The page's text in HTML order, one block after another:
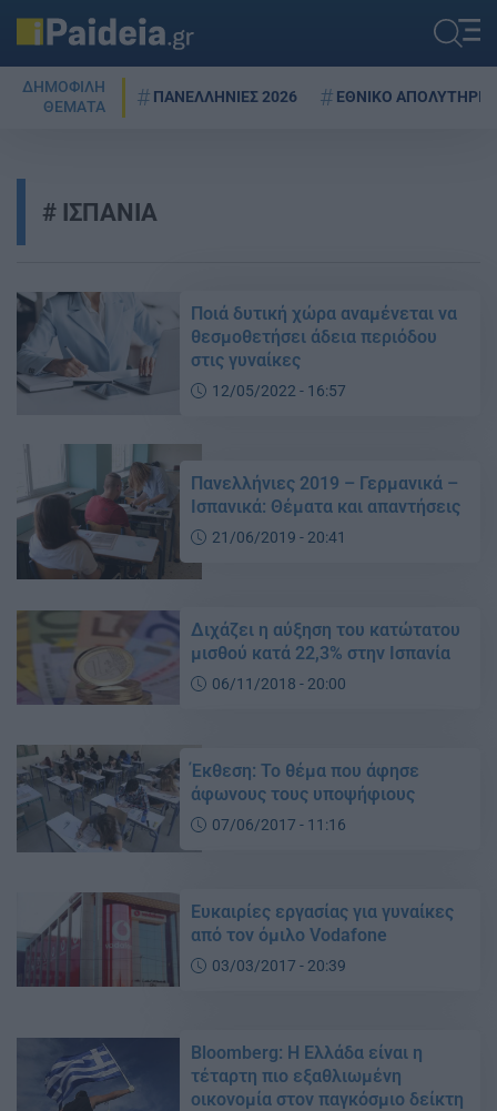
ΔΗΜΟΦΙΛΗ
ΘΕΜΑΤΑ
ΠΑΝΕΛΛΗΝΙΕΣ 2026 ΕΘΝΙΚΟ ΑΠΟΛΥΤΗΡΙΟ
ΙΣΠΑΝΙΑ
Ποιά δυτική χώρα αναμένεται να
θεσμοθετήσει άδεια περιόδου
στις γυναίκες
12/05/2022 - 16:57
Πανελλήνιες 2019 – Γερμανικά –
Ισπανικά: Θέματα και απαντήσεις
21/06/2019 - 20:41
Διχάζει η αύξηση του κατώτατου
μισθού κατά 22,3% στην Ισπανία
06/11/2018 - 20:00
Έκθεση: Το θέμα που άφησε
άφωνους τους υποψήφιους
07/06/2017 - 11:16
Ευκαιρίες εργασίας για γυναίκες
από τον όμιλο Vodafone
03/03/2017 - 20:39
Bloomberg: Η Ελλάδα είναι η
τέταρτη πιο εξαθλιωμένη
οικονομία στον παγκόσμιο δείκτη